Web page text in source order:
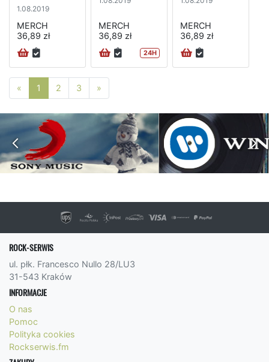
1.08.2019
MERCH
36,89 zł
MERCH
36,89 zł
24H
MERCH
36,89 zł
« Poprzednia strona
1 2 3 »
ROCK-SERWIS
ul. płk. Francesco Nullo 28/LU3
31-543 Kraków
INFORMACJE
O nas
Pomoc
Polityka cookies
Rockserwis.fm